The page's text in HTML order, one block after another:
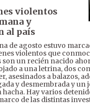
violentos
y
al país
de agosto estuvo
violentos que
son un recién nacido
a una letrina, dos
asesinados a balazos,
y desmembrada y un
hacha. Hay varios
de las distintas